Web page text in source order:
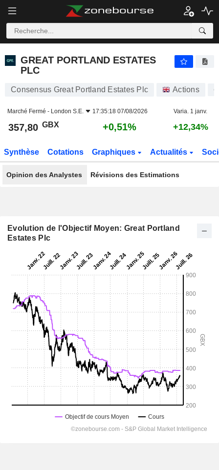
GREAT PORTLAND ESTATES
PLC
Consensus Great Portland Estates Plc Actions
Marché Fermé - London S.E. 17:35:18 07/08/2026 Varia. 1 janv.
357,80 GBX +0,51% +12,34%
Synthèse Cotations Graphiques Actualités
Opinion des Analystes Révisions des Estimations
Evolution de l'Objectif Moyen: Great Portland
Estates Plc